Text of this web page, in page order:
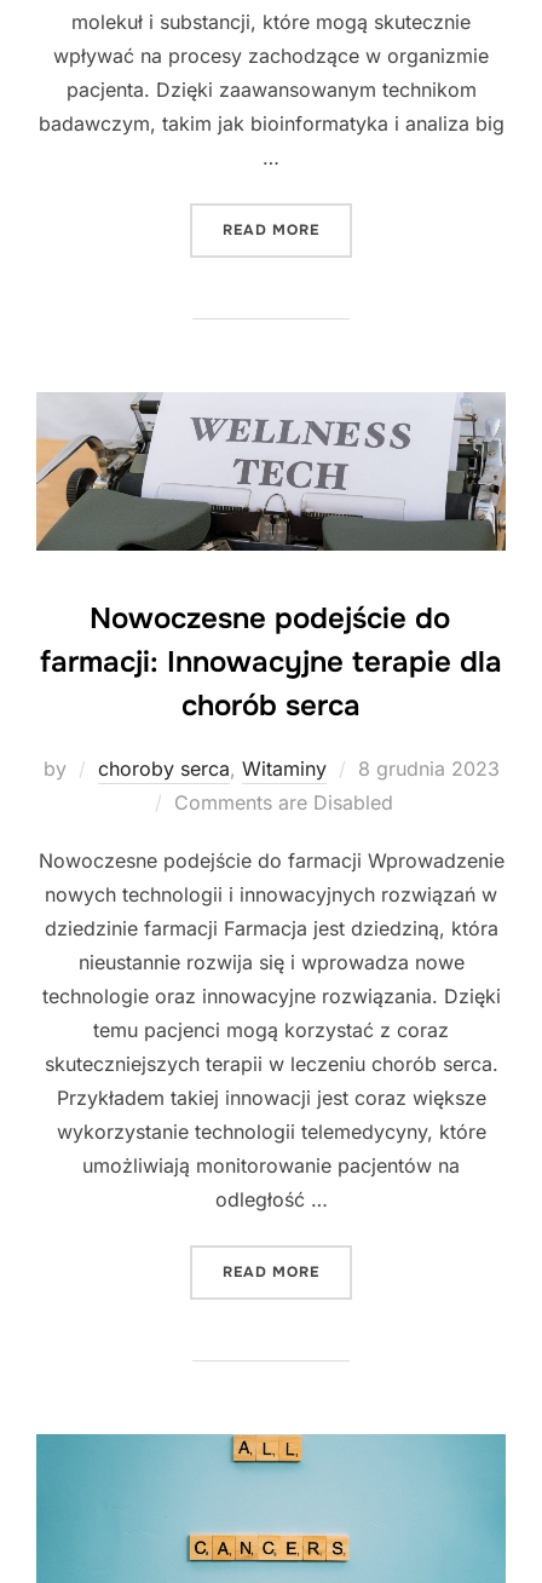
molekuł i substancji, które mogą skutecznie
wpływać na procesy zachodzące w organizmie
pacjenta. Dzięki zaawansowanym technikom
badawczym, takim jak bioinformatyka i analiza big
…
READ MORE
Nowoczesne podejście do
farmacji: Innowacyjne terapie dla
chorób serca
by choroby serca, Witaminy
Posted
on
8 grudnia 2023
Comments are Disabled
Nowoczesne podejście do farmacji Wprowadzenie
nowych technologii i innowacyjnych rozwiązań w
dziedzinie farmacji Farmacja jest dziedziną, która
nieustannie rozwija się i wprowadza nowe
technologie oraz innowacyjne rozwiązania. Dzięki
temu pacjenci mogą korzystać z coraz
skuteczniejszych terapii w leczeniu chorób serca.
Przykładem takiej innowacji jest coraz większe
wykorzystanie technologii telemedycyny, które
umożliwiają monitorowanie pacjentów na
odległość …
READ MORE